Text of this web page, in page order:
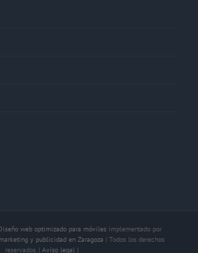
web optimizado para móviles implementado por
y publicidad en Zaragoza | Todos los derechos
reservados. | Aviso legal |